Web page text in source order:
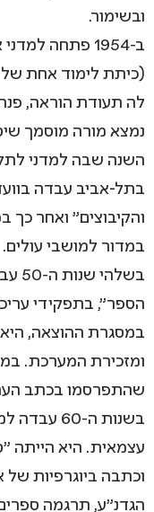
ובשימור.
ב-1954 פתחה
לה תעודת הוראה,
נמצא מורה מוסמך
השנה שבה למדני
בתל-אביב עבדה
והקיבוצים" ואחר
במדור למושבי עולים.
הספר", בתפקידי
במסגרת ההוצאה,
ומזכירת המערכת.
שהתפרסמו בכתב העת
בשנות ה-
עצמאית. היא הייתה
וכתבה ביוגרפיות של
הגדנ"ע, תרגמה